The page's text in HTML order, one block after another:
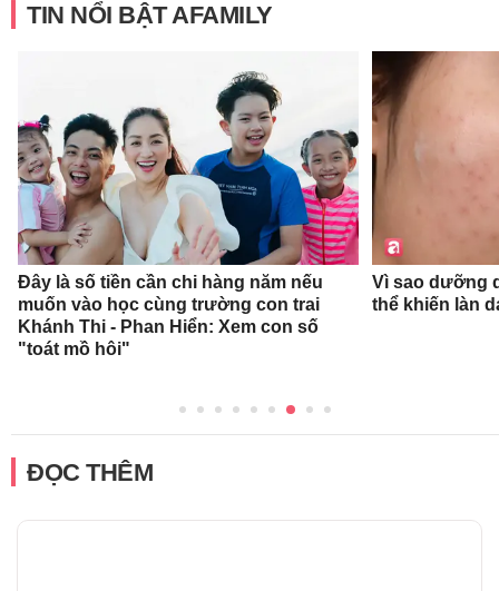
TIN NỔI BẬT AFAMILY
Đây là số tiền cần chi hàng năm nếu
muốn vào học cùng trường con trai
Khánh Thi - Phan Hiển: Xem con số
"toát mồ hôi"
Vì sao dưỡng
thể khiến làn
ĐỌC THÊM